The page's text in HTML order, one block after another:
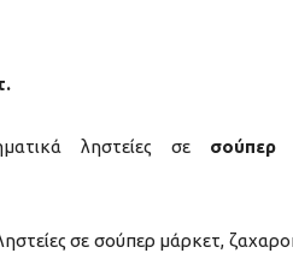
ληστείες σε σούπερ
σε σούπερ μάρκετ,